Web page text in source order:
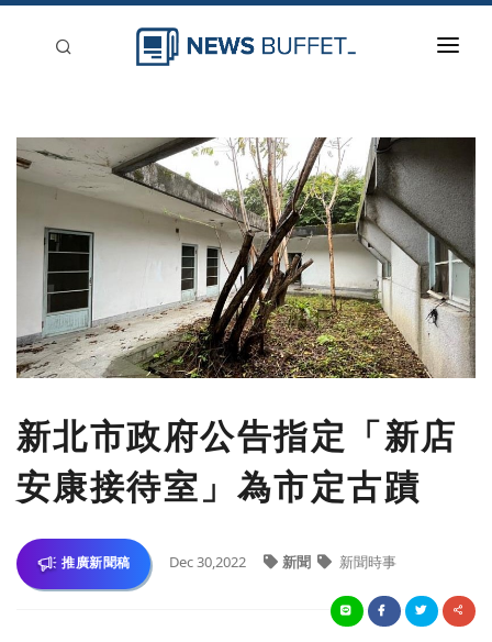
新聞稿分類
登入
刊登
新北市政府公告指定「新店
安康接待室」為市定古蹟
推廣新聞稿 Dec 30,2022 新聞 新聞時事